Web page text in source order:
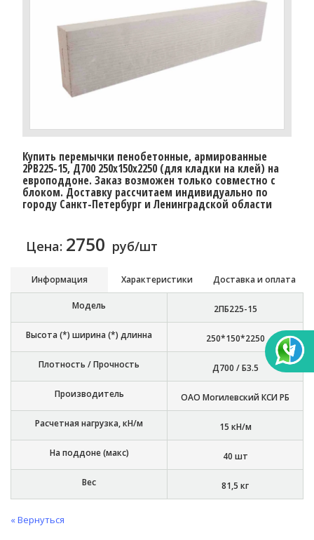
Купить перемычки пенобетонные, армированные
2PB225-15, Д700 250х150х2250 (для кладки на клей) на
европоддоне. Заказ возможен только совместно с
блоком. Доставку расcчитаем индивидуально по
городу Санкт-Петербург и Ленинградской области
Цена: 2750 руб/шт
Информация Характеристики Доставка и оплата
Модель 2ПБ225-15
Высота (*) ширина (*) длинна 250*150*2250
Плотность / Прочность Д700 / Б3.5
Производитель ОАО Могилевский КСИ РБ
Расчетная нагрузка, кН/м 15 кН/м
На поддоне (макс) 40 шт
Вес 81,5 кг
« Вернуться